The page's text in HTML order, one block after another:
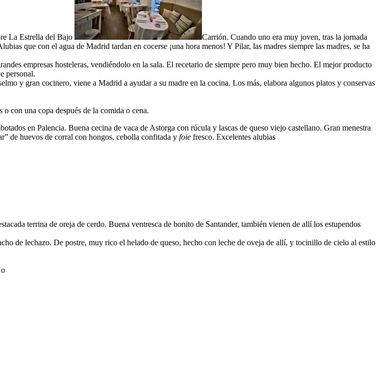
La Estrella del Bajo
Carrión. Cuando uno era muy joven, tras la jornada
que con el agua de Madrid tardan en cocerse ¡una hora menos! Y Pilar, las madres siempre las madres, se ha
empresas hosteleras, vendiéndolo en la sala. El recetario de siempre pero muy bien hecho. El mejor producto
personal.
y gran cocinero, viene a Madrid a ayudar a su madre en la cocina. Los más, elabora algunos platos y conservas
con una copa después de la comida o cena.
en Palencia. Buena cecina de vaca de Astorga con rúcula y lascas de queso viejo castellano. Gran menestra
de huevos de corral con hongos, cebolla confitada y foie fresco. Excelentes alubias
terrina de oreja de cerdo. Buena ventresca de bonito de Santander, también vienen de allí los estupendos
de lechazo. De postre, muy rico el helado de queso, hecho con leche de oveja de allí, y tocinillo de cielo al estilo